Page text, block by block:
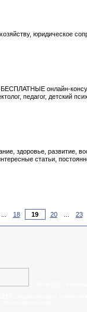
юридическое
онлайн-
педагог, детский
здоровье, развитие,
статьи,
18 20 23